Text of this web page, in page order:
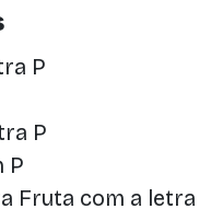
P
P
P
Fruta com a letra